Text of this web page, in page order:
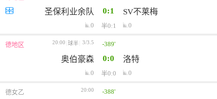
圣保利业余队 0:1 SV不莱梅
0 半0:1 0
德地区 20:00 球半 3/3.5 -389'
奥伯豪森 0:0 洛特
0 半0:0 0
德女乙 20:00 -388'